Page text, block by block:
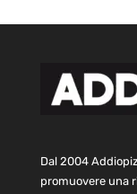
Dal 2004
promuovere una